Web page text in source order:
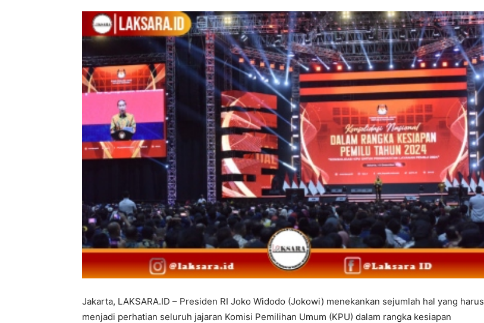
Jakarta, LAKSARA.ID – Presiden RI Joko Widodo (Jokowi) menekankan sejumlah hal yang harus
menjadi perhatian seluruh jajaran Komisi Pemilihan Umum (KPU) dalam rangka kesiapan